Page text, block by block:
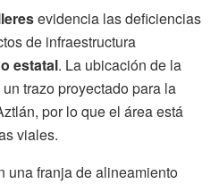
evidencia las deficiencias
de infraestructura
estatal. La ubicación de la
trazo proyectado para la
por lo que el área está
viales.
una franja de alineamiento